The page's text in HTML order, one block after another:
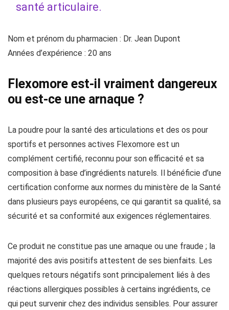
santé articulaire.
Nom et prénom du pharmacien : Dr. Jean Dupont
Années d’expérience : 20 ans
Flexomore est-il vraiment dangereux
ou est-ce une arnaque ?
La poudre pour la santé des articulations et des os pour
sportifs et personnes actives Flexomore est un
complément certifié, reconnu pour son efficacité et sa
composition à base d’ingrédients naturels. Il bénéficie d’une
certification conforme aux normes du ministère de la Santé
dans plusieurs pays européens, ce qui garantit sa qualité, sa
sécurité et sa conformité aux exigences réglementaires.
Ce produit ne constitue pas une arnaque ou une fraude ; la
majorité des avis positifs attestent de ses bienfaits. Les
quelques retours négatifs sont principalement liés à des
réactions allergiques possibles à certains ingrédients, ce
qui peut survenir chez des individus sensibles. Pour assurer